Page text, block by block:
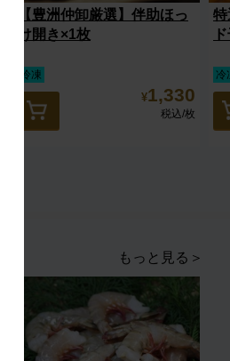
【豊洲仲卸厳選】伴助ほっ
け開き×1枚
冷凍
¥1,330
税込/枚
特
冷
もっと見る＞